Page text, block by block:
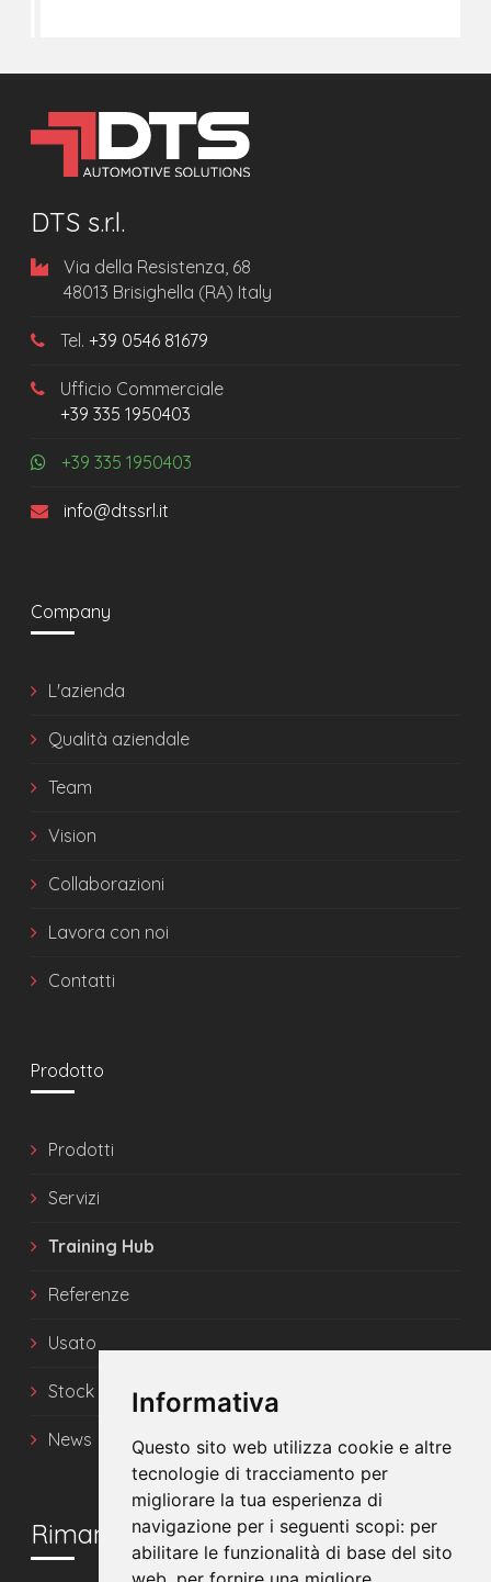
Informativa
Questo sito web utilizza cookie e altre
tecnologie di tracciamento per
migliorare la tua esperienza di
navigazione per i seguenti scopi: per
abilitare le funzionalità di base del sito
DTS s.r.l.
Via della Resistenza, 68
48013 Brisighella (RA) Italy
Tel.+39 0546 81679
Ufficio Commerciale
+39 335 1950403
+39 335 1950403
info@dtssrl.it
Company
L'azienda
Qualità aziendale
Team
Vision
Collaborazioni
Lavora con noi
Contatti
Prodotto
Prodotti
Servizi
Training Hub
Referenze
Usato
Stock
News
Rimani in contatto